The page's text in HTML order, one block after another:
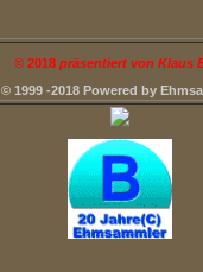
© 2018 präsentiert von Klaus
© 1999 -2018 Powered by